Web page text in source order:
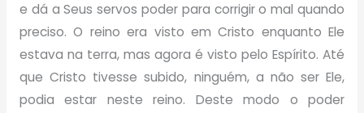
e dá a Seus servos poder para corrigir o mal quando
preciso. O reino era visto em Cristo enquanto Ele
estava na terra, mas agora é visto pelo Espírito. Até
que Cristo tivesse subido, ninguém, a não ser Ele,
podia estar neste reino. Deste modo o poder